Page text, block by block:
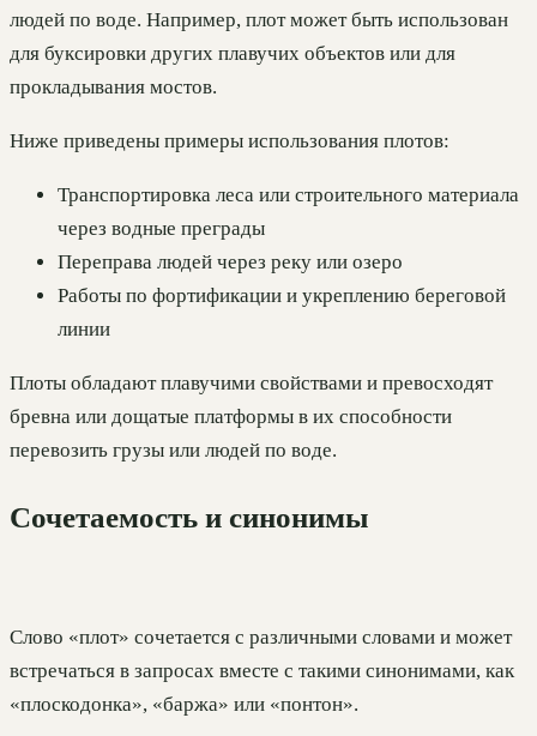
людей по воде. Например, плот может быть использован
для буксировки других плавучих объектов или для
прокладывания мостов.
Ниже приведены примеры использования плотов:
Транспортировка леса или строительного материала
через водные преграды
Переправа людей через реку или озеро
Работы по фортификации и укреплению береговой
линии
Плоты обладают плавучими свойствами и превосходят
бревна или дощатые платформы в их способности
перевозить грузы или людей по воде.
Сочетаемость и синонимы
Слово «плот» сочетается с различными словами и может
встречаться в запросах вместе с такими синонимами, как
«плоскодонка», «баржа» или «понтон».